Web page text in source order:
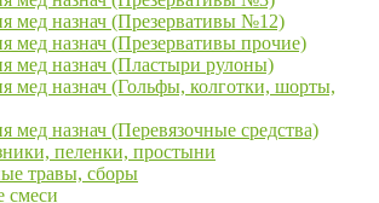
мед назнач (Презервативы №12)
мед назнач (Презервативы прочие)
мед назнач (Пластыри рулоны)
мед назнач (Гольфы, колготки, шорты,
мед назнач (Перевязочные средства)
пеленки, простыни
травы, сборы
смеси